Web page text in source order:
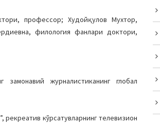
профессор; Худойқулов Мухтор,
филология фанлари доктори,
замонавий журналистиканинг глобал
кўрсатувларнинг телевизион